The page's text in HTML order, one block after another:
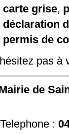
carte grise,
déclaration
permis de
pas à
de
Telephone :